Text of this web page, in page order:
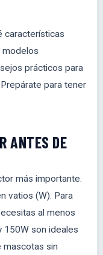
características
modelos
prácticos para
para tener
ANTES DE
más importante.
vatios (W). Para
al menos
150W son ideales
mascotas sin